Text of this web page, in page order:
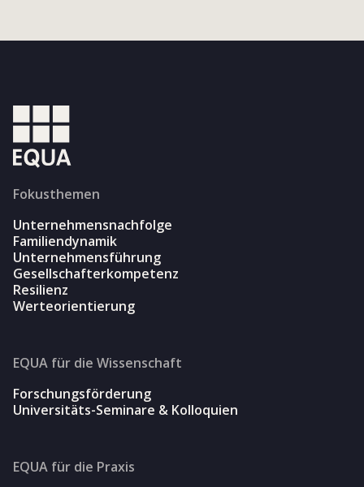
Fokusthemen
Unternehmensnachfolge
Familiendynamik
Unternehmensführung
Gesellschafterkompetenz
Resilienz
Werteorientierung
EQUA für die Wissenschaft
Forschungsförderung
Universitäts-Seminare & Kolloquien
EQUA für die Praxis